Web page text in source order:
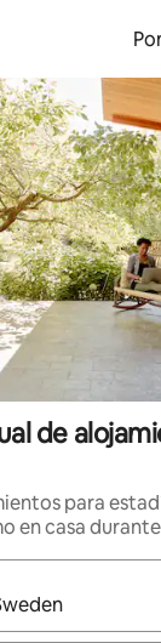
de
para
en casa
estén